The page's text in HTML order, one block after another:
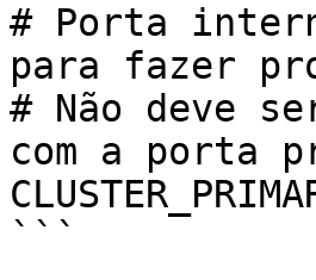
# Porta
para fazer
# Não deve
com a porta
```